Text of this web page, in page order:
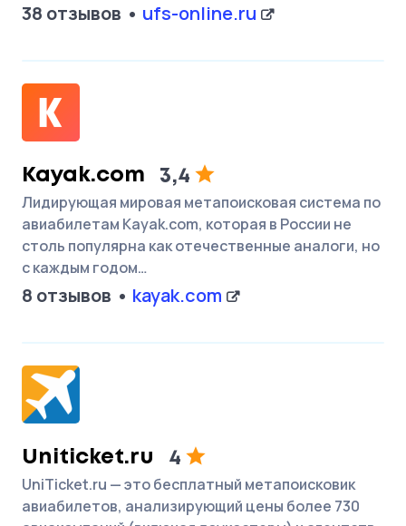
38 отзывов ufs-online.ru
Kayak.com 3,4
Лидирующая мировая метапоисковая система по
авиабилетам Kayak.com, которая в России не
столь популярна как отечественные аналоги, но
с каждым годом…
8 отзывов kayak.com
Uniticket.ru 4
UniTicket.ru — это бесплатный метапоисковик
авиабилетов, анализирующий цены более 730